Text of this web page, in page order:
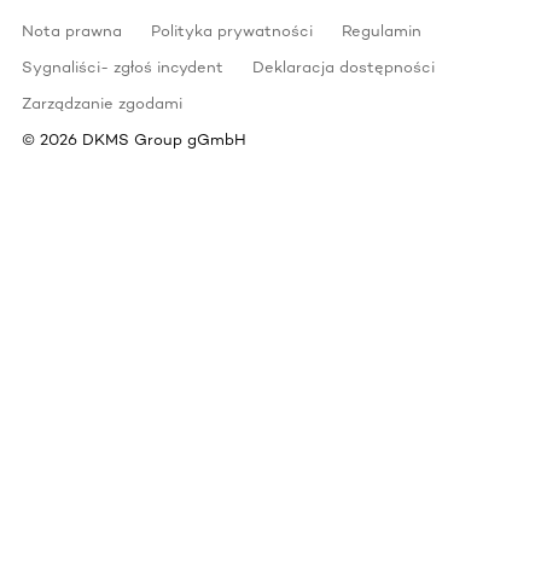
Nota prawna Polityka prywatności
Regulamin
Sygnaliści- zgłoś incydent
Deklaracja dostępności
Zarządzanie zgodami
© 2026 DKMS Group gGmbH